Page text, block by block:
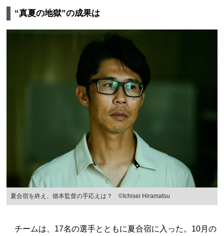
“真夏の地獄”の成果は
夏合宿を終え、徳本監督の手応えは？ ©Ichisei Hiramatsu
チームは、17名の選手とともに夏合宿に入った。10月の